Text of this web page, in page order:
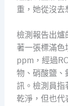
重，她從沒去
檢測報告出爐
著一張標滿
ppm，經過
物、硝酸鹽、
訊。檢測員指
乾淨，但也代